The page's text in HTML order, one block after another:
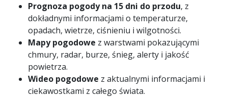
Prognoza pogody na 15 dni do przodu, z
dokładnymi informacjami o temperaturze,
opadach, wietrze, ciśnieniu i wilgotności.
Mapy pogodowe z warstwami pokazującymi
chmury, radar, burze, śnieg, alerty i jakość
powietrza.
Wideo pogodowe z aktualnymi informacjami i
ciekawostkami z całego świata.